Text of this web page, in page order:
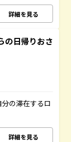
詳細を見る
の日帰りおさ
の滞在するロ
詳細を見る